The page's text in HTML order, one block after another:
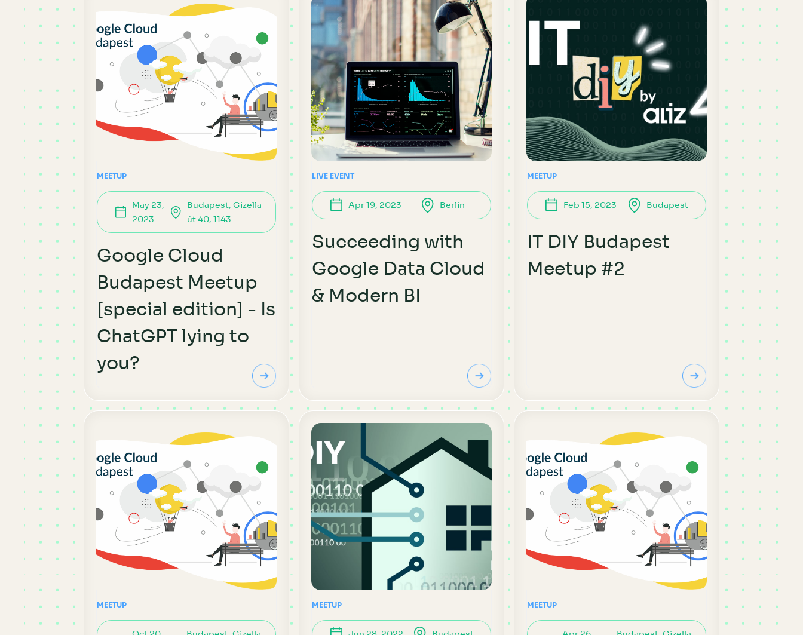
MEETUP
May 23,
2023
Budapest, Gizella
út 40, 1143
Google Cloud
Budapest Meetup
[special edition] - Is
ChatGPT lying to
you?
LIVE EVENT
Apr 19, 2023 Berlin
Succeeding with
Google Data Cloud
& Modern BI
MEETUP
Feb 15, 2023 Budapest
IT DIY Budapest
Meetup #2
MEETUP MEETUP MEETUP